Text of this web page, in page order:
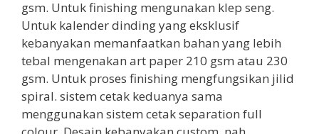
gsm. Untuk finishing mengunakan klep seng.
Untuk kalender dinding yang eksklusif
kebanyakan memanfaatkan bahan yang lebih
tebal mengenakan art paper 210 gsm atau 230
gsm. Untuk proses finishing mengfungsikan jilid
spiral. sistem cetak keduanya sama
menggunakan sistem cetak separation full